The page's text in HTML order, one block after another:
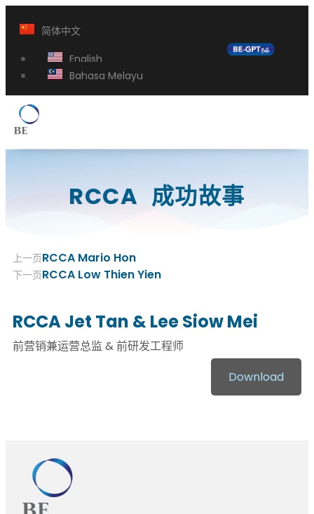
简体中文
English
Bahasa Melayu
RCCA 成功故事
上一页RCCA Mario Hon
下一页RCCA Low Thien Yien
RCCA Jet Tan & Lee Siow Mei
前营销兼运营总监 & 前研发工程师
Download